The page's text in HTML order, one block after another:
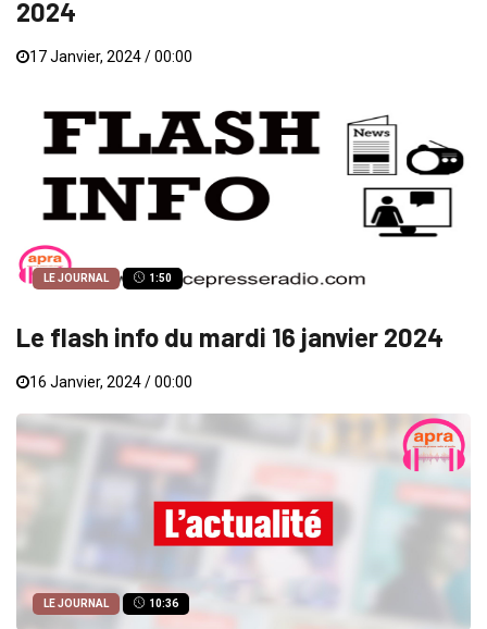
2024
17 Janvier, 2024 / 00:00
LE JOURNAL 1:50
Le flash info du mardi 16 janvier 2024
16 Janvier, 2024 / 00:00
LE JOURNAL 10:36